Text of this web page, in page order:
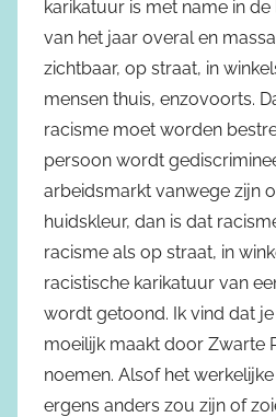
karikatuur is met name in
van het jaar overal en
zichtbaar, op straat, in
mensen thuis, enzovoorts.
racisme moet worden
persoon wordt
arbeidsmarkt vanwege zijn
huidskleur, dan is dat
racisme als op straat, in
racistische karikatuur van
wordt getoond. Ik vind dat
moeilijk maakt door Zwarte
noemen. Alsof het
ergens anders zou zijn of